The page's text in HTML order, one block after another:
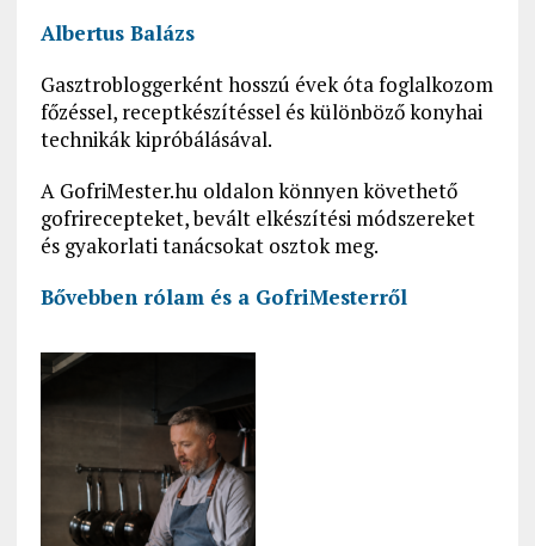
Albertus Balázs
Gasztrobloggerként hosszú évek óta foglalkozom
főzéssel, receptkészítéssel és különböző konyhai
technikák kipróbálásával.
A GofriMester.hu oldalon könnyen követhető
gofrirecepteket, bevált elkészítési módszereket
és gyakorlati tanácsokat osztok meg.
Bővebben rólam és a GofriMesterről